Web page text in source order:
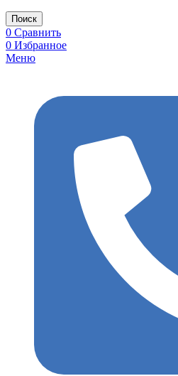
Поиск
0 Сравнить
0 Избранное
Меню